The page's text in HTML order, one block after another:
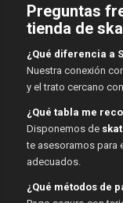
Preguntas
tienda de
¿Qué diferencia a
Nuestra conexión
y el trato cercano
¿Qué tabla me
Disponemos de
te asesoramos para
adecuados.
¿Qué métodos de